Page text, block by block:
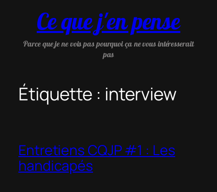
contenuCe que j'en pense
Parce que je ne vois pas pourquoi ça ne vous intéresserait
pas
Étiquette : interview
Entretiens CQJP #1 : Les
handicapés